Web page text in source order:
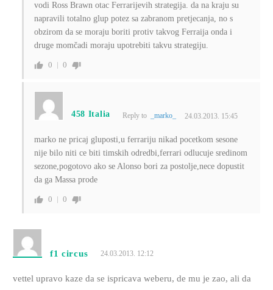
vodi Ross Brawn otac Ferrarijevih strategija. da na kraju su
napravili totalno glup potez sa zabranom pretjecanja, no s
obzirom da se moraju boriti protiv takvog Ferraija onda i
druge momčadi moraju upotrebiti takvu strategiju.
0 0
458 Italia Reply to _marko_ 24.03.2013. 15:45
marko ne pricaj gluposti,u ferrariju nikad pocetkom sesone
nije bilo niti ce biti timskih odredbi,ferrari odlucuje sredinom
sezone,pogotovo ako se Alonso bori za postolje,nece dopustit
da ga Massa prode
0 0
f1 circus 24.03.2013. 12:12
vettel upravo kaze da se ispricava weberu, de mu je zao, ali da